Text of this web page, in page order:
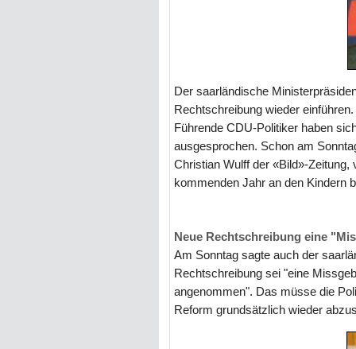
Der saarländische
Rechtschreibung wieder
Führende CDU-Politiker haben
ausgesprochen. Schon am
Christian Wulff der «Bild»-
kommenden Jahr an den Kindern
Neue Rechtschreibung eine
Am Sonntag sagte auch der
Rechtschreibung sei "eine
angenommen". Das müsse die
Reform grundsätzlich wieder